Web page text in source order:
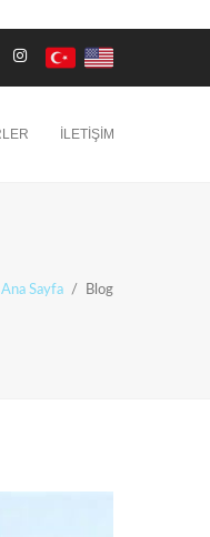
İLETİŞİM
Ana Sayfa / Blog